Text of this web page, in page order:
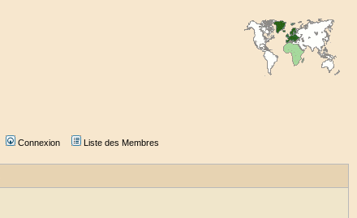
Connexion Liste des Membres